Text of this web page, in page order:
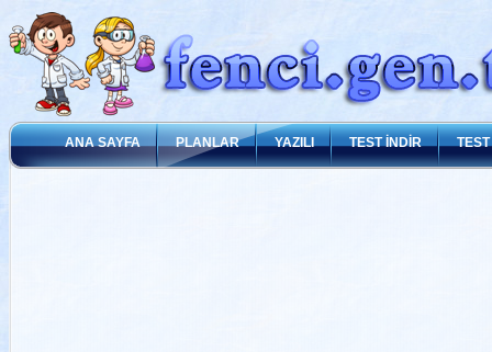
ANA SAYFA PLANLAR YAZILI TEST İNDİR